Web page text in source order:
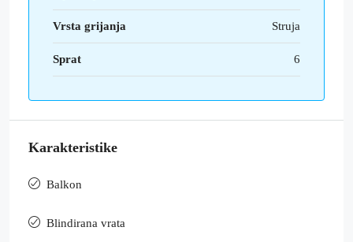
Vrsta grijanja Struja
Sprat 6
Karakteristike
Balkon
Blindirana vrata